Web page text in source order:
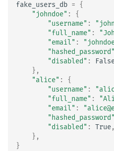
fake_users_db = {
"johndoe" :
{
"username" :
"full_name" :
"email" :
"hashed_password"
"disabled" :
},
"alice" :
{
"username" :
"full_name" :
"email" :
"hashed_password"
"disabled" : True,
},
}